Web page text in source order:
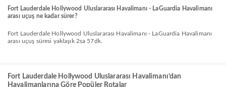
Fort Lauderdale Hollywood Uluslararası Havalimanı - LaGuardia Havalimanı
arası uçuş ne kadar sürer?
Fort Lauderdale Hollywood Uluslararası Havalimanı - LaGuardia Havalimanı
arası uçuş süresi yaklaşık 2sa 57dk.
Fort Lauderdale Hollywood Uluslararası Havalimanı’dan
Havalimanlarına Göre Popüler Rotalar